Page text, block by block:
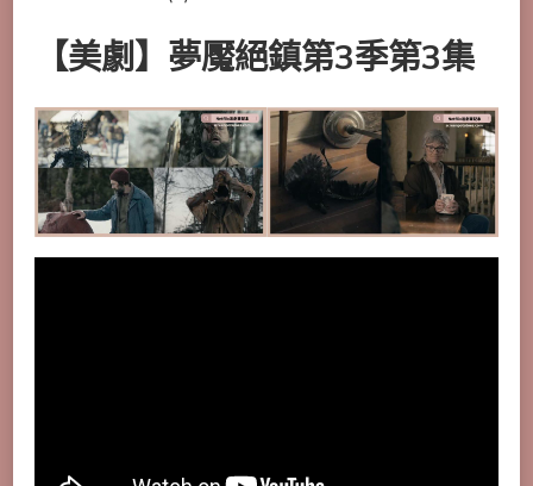
【美劇】夢魘絕鎮第3季第3集